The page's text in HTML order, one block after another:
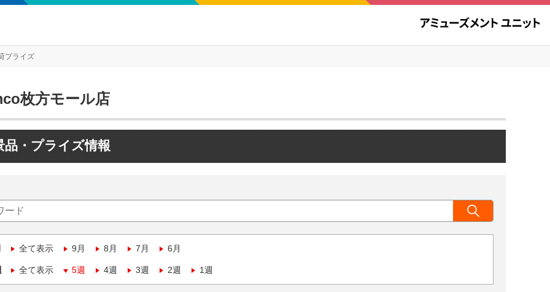
プライズ
枚方モール店
品・プライズ情報
全て表示 9月 8月 7月 6月
全て表示 5週 4週 3週 2週 1週